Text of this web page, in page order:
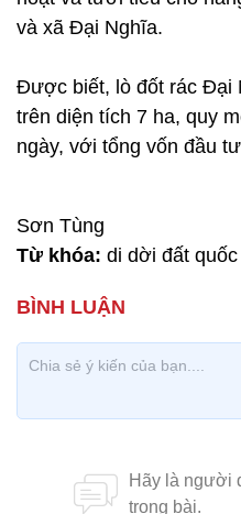
và xã Đại Nghĩa.
Được biết, lò đốt rác Đại
trên diện tích 7 ha, quy
ngày, với tổng vốn đầu
Sơn Tùng
Từ khóa: di dời đất